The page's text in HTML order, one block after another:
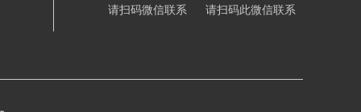
请扫码微信联系
请扫码此微信联系